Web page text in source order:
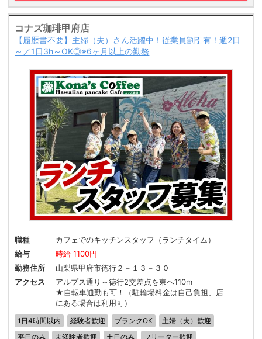
コナズ珈琲甲府店
【履歴書不要】主婦（夫）さん活躍中！従業員割引有！週2日
～／1日3h～OK◎※6ヶ月以上の勤務
職種
カフェでのキッチンスタッフ（ランチタイム）
給与
時給 1100円
勤務住所
山梨県甲府市徳行２－１３－３０
アクセス
アルプス通り～徳行2交差点を東へ110m
★自転車通勤も可！（駐輪場料金は自己負担、店
にある場合は利用可）
1日4時間以内 経験者歓迎 ブランクOK
主婦（夫）歓迎
平日のみ
未経験者歓迎 土日のみ フリーター歓迎